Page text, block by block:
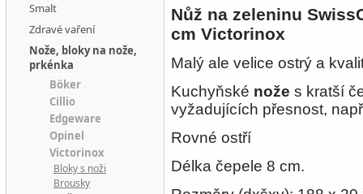
Nůž na zeleninu
cm Victorinox
Malý ale velice ostrý a
Kuchyňské nože s kratší
vyžadujících přesnost,
Rovné ostří
Délka čepele 8 cm.
Smalt
Zdravé vaření
Nože, bloky na nože,
prkénka
Böker
Cillio
Edgeware
Opinel
Victorinox
Bloky s noži
Brousky